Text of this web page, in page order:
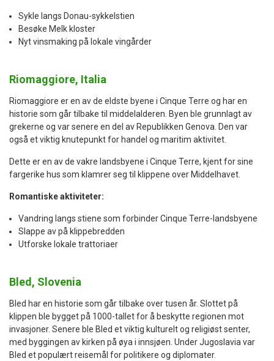
Sykle langs Donau-sykkelstien
Besøke Melk kloster
Nyt vinsmaking på lokale vingårder
Riomaggiore, Italia
Riomaggiore er en av de eldste byene i Cinque Terre og har en
historie som går tilbake til middelalderen. Byen ble grunnlagt av
grekerne og var senere en del av Republikken Genova. Den var
også et viktig knutepunkt for handel og maritim aktivitet.
Dette er en av de vakre landsbyene i Cinque Terre, kjent for sine
fargerike hus som klamrer seg til klippene over Middelhavet.
Romantiske aktiviteter:
Vandring langs stiene som forbinder Cinque Terre-landsbyene
Slappe av på klippebredden
Utforske lokale trattoriaer
Bled, Slovenia
Bled har en historie som går tilbake over tusen år. Slottet på
klippen ble bygget på 1000-tallet for å beskytte regionen mot
invasjoner. Senere ble Bled et viktig kulturelt og religiøst senter,
med byggingen av kirken på øya i innsjøen. Under Jugoslavia var
Bled et populært reisemål for politikere og diplomater.